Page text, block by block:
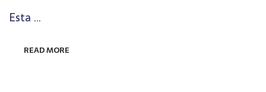
Esta …
READ MORE